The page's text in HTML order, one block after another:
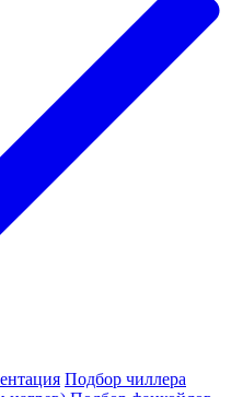
Подбор чиллера